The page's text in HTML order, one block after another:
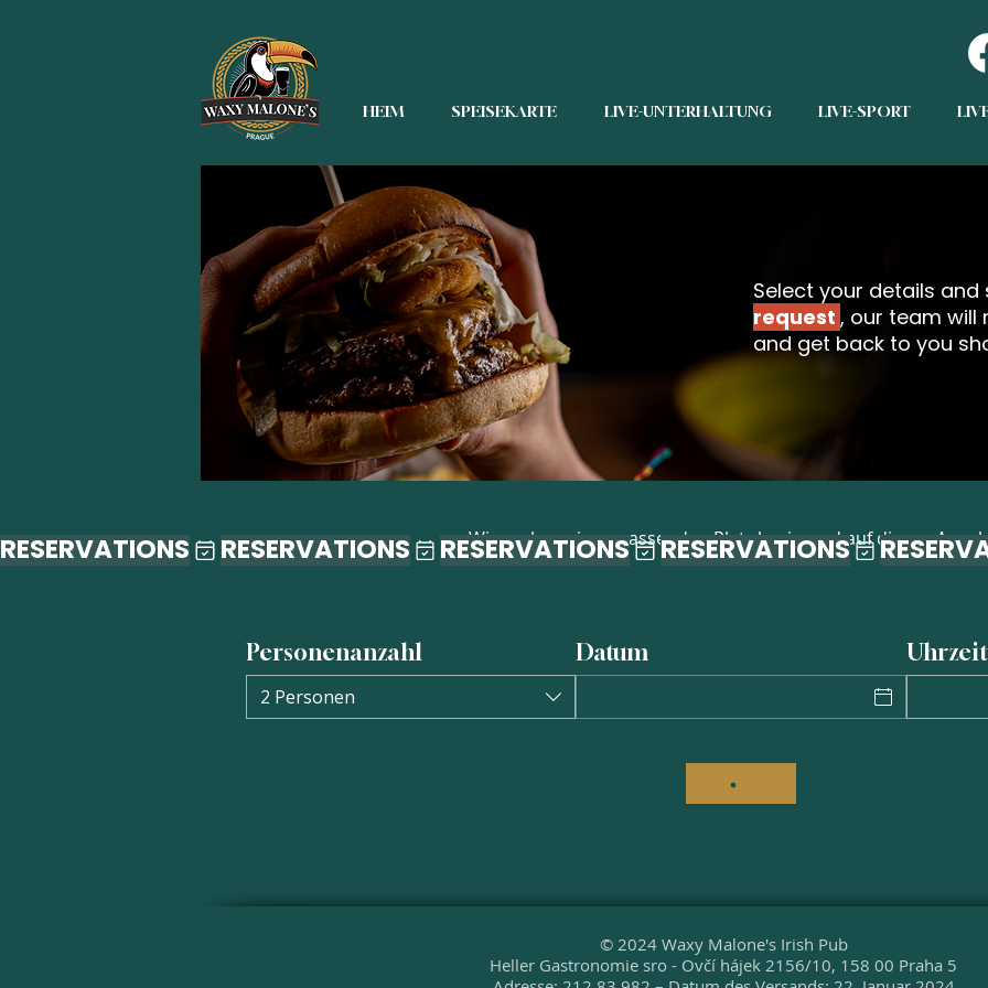
HEIM SPEISEKARTE LIVE-UNTERHALTUNG LIVE-SPORT
Select your details and
request , our team will
and get back to you
Wir suchen einen passenden Platz basierend auf diesen
Personenanzahl
2 Personen
Datum Uhrzeit
RESERVATIONS
© 2024 Waxy Malone's Irish Pub
Heller Gastronomie sro - Ovčí hájek 2156/10, 158 00 Praha 5